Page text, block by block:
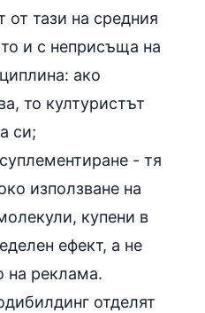
от тази на средния
и с неприсъща на
ако
то културистът
си;
- тя
използване на
купени в
ефект, а не
на реклама.
отделят